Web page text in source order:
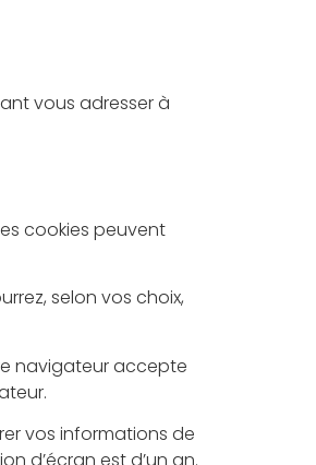
vous adresser à
cookies peuvent
selon vos choix,
navigateur accepte
vos informations de